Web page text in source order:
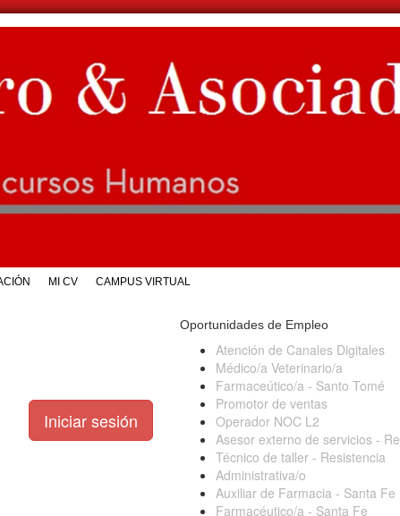
MI CV CAMPUS VIRTUAL
Oportunidades de Empleo
Atención de Canales Digitales
Médico/a Veterinario/a
Farmaceútico/a - Santo Tomé
Promotor de ventas
Operador NOC L2
Asesor externo de servicios -
Técnico de taller - Resistencia
Administrativa/o
Auxiliar de Farmacia - Santa Fe
Farmacéutico/a - Santa Fe